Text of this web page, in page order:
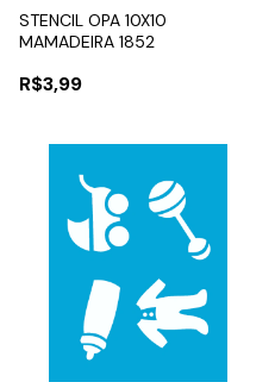
STENCIL OPA 10X10
MAMADEIRA 1852
R$3,99